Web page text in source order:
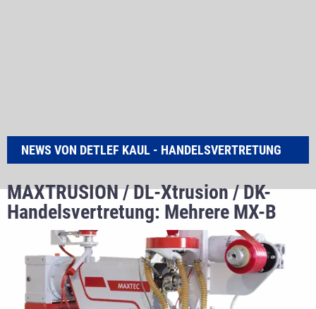
NEWS VON DETLEF KAUL - HANDELSVERTRETUNG
MAXTRUSION / DL-Xtrusion / DK-
Handelsvertretung: Mehrere MX-B
120 Laboranlagen in Deutschland
verkauft